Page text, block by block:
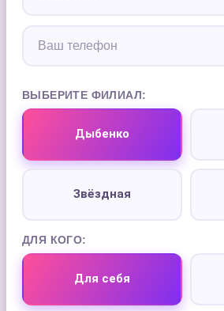
ВЫБЕРИТЕ ФИЛИАЛ:
Дыбенко
Звёздная
ДЛЯ КОГО:
Для себя